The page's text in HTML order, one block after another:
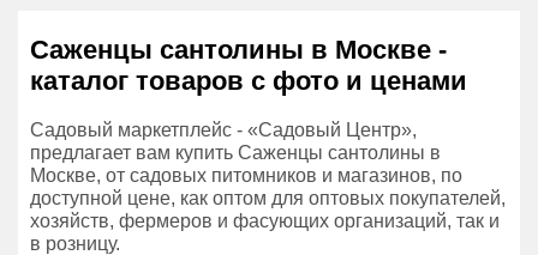
Саженцы сантолины в Москве -
каталог товаров с фото и ценами
Садовый маркетплейс - «Садовый Центр»,
предлагает вам купить Саженцы сантолины в
Москве, от садовых питомников и магазинов, по
доступной цене, как оптом для оптовых покупателей,
хозяйств, фермеров и фасующих организаций, так и
в розницу.